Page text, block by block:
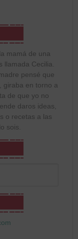
mamá de una
llamada Cecilia.
pensé que
giraba en torno a
de que yo no
daros ideas,
o recetas a las
sois.